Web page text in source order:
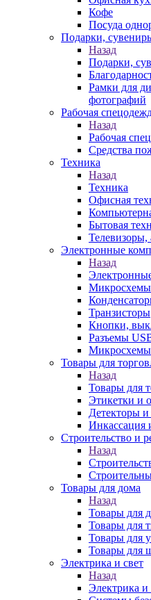
Кофе
Посуда
Подарки,
Назад
Подарки,
Рамки для
фотографий
Рабочая
Назад
Рабочая
Средства
Техника
Назад
Техника
Офисная
Бытовая
Телевизоры,
Электронные
Назад
Микросхемы
Транзисторы
Кнопки,
Разъемы
Микросхемы
Товары для
Назад
Товары для
Этикетки и
Детекторы и
Инкассация
Строительство и
Назад
Товары для дома
Назад
Товары для
Товары для
Товары для
Товары для
Электрика и свет
Назад
Электрика и